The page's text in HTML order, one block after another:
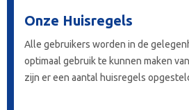
Onze Huisregels
Alle gebruikers worden in de
optimaal gebruik te kunnen maken
zijn er een aantal huisregels